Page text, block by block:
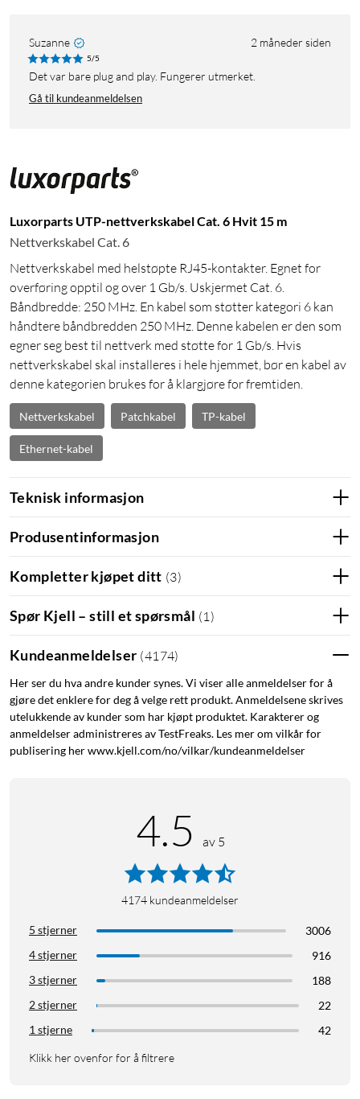
Suzanne 2 måneder siden
5/5
Det var bare plug and play. Fungerer utmerket.
Gå til kundeanmeldelsen
Luxorparts UTP-nettverkskabel Cat. 6 Hvit 15 m
Nettverkskabel Cat. 6
Nettverkskabel med helstøpte RJ45-kontakter. Egnet for
overføring opptil og over 1 Gb/s. Uskjermet Cat. 6.
Båndbredde: 250 MHz. En kabel som støtter kategori 6 kan
håndtere båndbredden 250 MHz. Denne kabelen er den som
egner seg best til nettverk med støtte for 1 Gb/s. Hvis
nettverkskabel skal installeres i hele hjemmet, bør en kabel av
denne kategorien brukes for å klargjøre for fremtiden.
Nettverkskabel Patchkabel TP-kabel
Ethernet-kabel
Teknisk informasjon
Produsentinformasjon
Kompletter kjøpet ditt (3)
Spør Kjell – still et spørsmål (1 )
Kundeanmeldelser (4174)
Her ser du hva andre kunder synes. Vi viser alle anmeldelser for å
gjøre det enklere for deg å velge rett produkt. Anmeldelsene skrives
utelukkende av kunder som har kjøpt produktet. Karakterer og
anmeldelser administreres av TestFreaks. Les mer om vilkår for
publisering her www.kjell.com/no/vilkar/kundeanmeldelser
4.5 av 5
4174 kundeanmeldelser
5 stjerner
3006
4 stjerner
916
3 stjerner
188
2 stjerner
22
1 stjerne
42
Klikk her ovenfor for å filtrere